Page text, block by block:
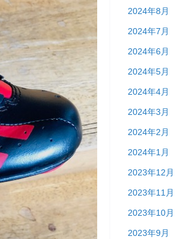
2024年8月
2024年7月
2024年6月
2024年5月
2024年4月
2024年3月
2024年2月
2024年1月
2023年12月
2023年11月
2023年10月
2023年9月